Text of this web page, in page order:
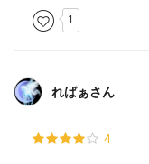
冒頭の一文
「焼きあがったば
に、全力で同意した
はげど！！！（もう
ーを飲むひととき
1
ればぁさん
4